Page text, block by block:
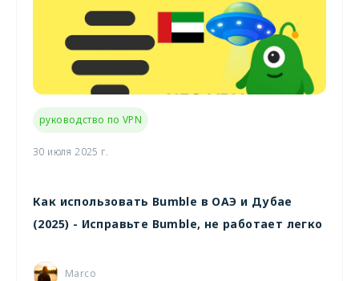
руководство по VPN
30 июля 2025 г.
Как использовать Bumble в ОАЭ и Дубае
(2025) - Исправьте Bumble, не работает легко
Marco